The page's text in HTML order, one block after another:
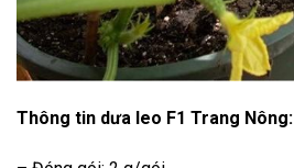
Thông tin dưa leo F1 Trang Nông: